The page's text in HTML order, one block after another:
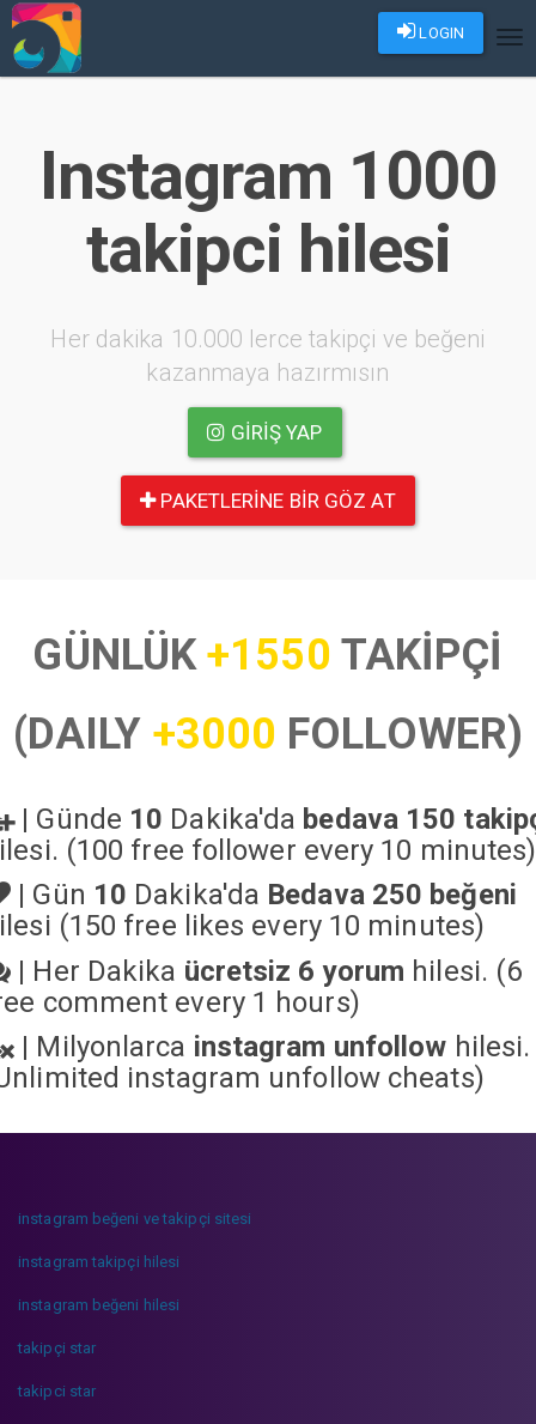
LOGIN
Instagram 1000
takipci hilesi
Her dakika 10.000 lerce takipçi ve beğeni
kazanmaya hazırmısın
GIRIŞ YAP
PAKETLERINE BIR GÖZ AT
GÜNLÜK+1550 TAKİPÇİ
(DAILY +3000 FOLLOWER)
| Günde 10 Dakika'da bedava 150
(100 free follower every 10 minutes)
| Gün 10 Dakika'da Bedava 250 beğeni
(150 free likes every 10 minutes)
| Her Dakika ücretsiz 6 yorum hilesi. (6
comment every 1 hours)
| Milyonlarca instagram unfollow hilesi.
instagram unfollow cheats)
instagram beğeni ve takipçi sitesi
instagram takipçi hilesi
instagram beğeni hilesi
takipçi star
takipci star